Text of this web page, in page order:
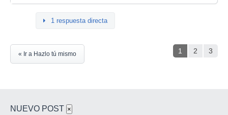
1 respuesta directa
1 2 3
« Ir a Hazlo tú mismo
NUEVO POST ×